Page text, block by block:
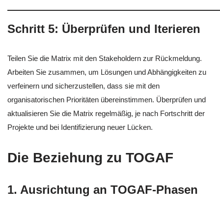
Schritt 5: Überprüfen und Iterieren
Teilen Sie die Matrix mit den Stakeholdern zur Rückmeldung.
Arbeiten Sie zusammen, um Lösungen und Abhängigkeiten zu
verfeinern und sicherzustellen, dass sie mit den
organisatorischen Prioritäten übereinstimmen. Überprüfen und
aktualisieren Sie die Matrix regelmäßig, je nach Fortschritt der
Projekte und bei Identifizierung neuer Lücken.
Die Beziehung zu TOGAF
1. Ausrichtung an TOGAF-Phasen